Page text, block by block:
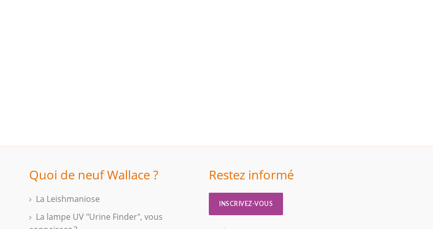
Quoi de neuf Wallace ?
La Leishmaniose
La lampe UV "Urine Finder", vous
Restez informé
INSCRIVEZ-VOUS